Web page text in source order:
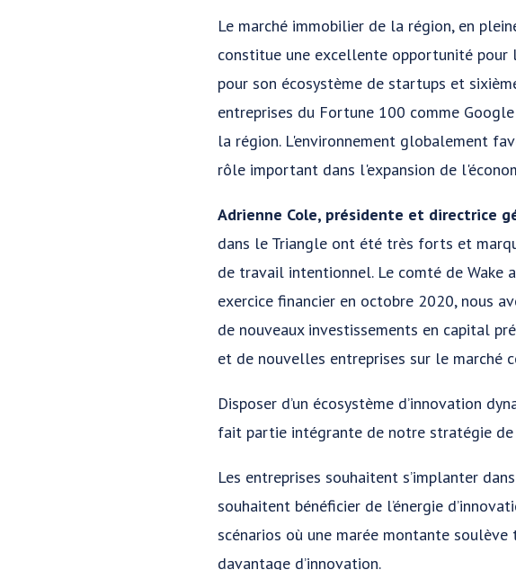
Le marché immobilier de la région, en
constitue une excellente opportunité pour
pour son écosystème de startups et
entreprises du Fortune 100 comme
la région. L'environnement globalement
rôle important dans l'expansion de
Adrienne Cole, présidente et directrice
dans le Triangle ont été très forts et
de travail intentionnel. Le comté de Wake
exercice financier en octobre 2020, nous
de nouveaux investissements en capital
et de nouvelles entreprises sur le marché
Disposer d’un écosystème d’innovation
fait partie intégrante de notre stratégie de
Les entreprises souhaitent s’implanter
souhaitent bénéficier de l’énergie
scénarios où une marée montante
davantage d’innovation.